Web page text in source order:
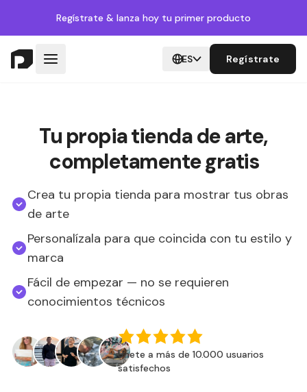
Regístrate & lanza hoy tu primer producto
ES Regístrate
Tu propia tienda de arte,
completamente gratis
Crea tu propia tienda para mostrar tus obras
de arte
Personalízala para que coincida con tu estilo y
marca
Fácil de empezar — no se requieren
conocimientos técnicos
Únete a más de 10.000 usuarios
satisfechos